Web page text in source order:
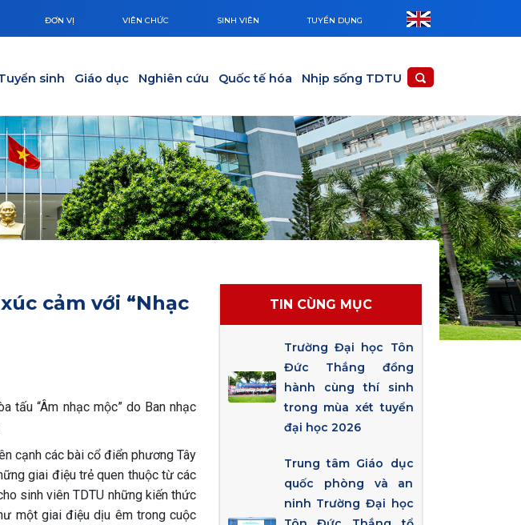
ĐƠN VỊ VIÊN CHỨC SINH VIÊN TUYỂN DỤNG
sinh Giáo dục Nghiên cứu Quốc tế hóa Nhịp sống TDTU
cảm với “Nhạc
tấu “Âm nhạc mộc” do Ban nhạc
cạnh các bài cổ điển phương Tây
giai điệu trẻ quen thuộc từ các
sinh viên TDTU những kiến thức
một giai điệu dịu êm trong cuộc
TIN CÙNG MỤC
Trường Đại học Tôn
Đức Thắng đồng
hành cùng thí sinh
trong mùa xét tuyển
đại học 2026
Trung tâm Giáo dục
quốc phòng và an
ninh Trường Đại học